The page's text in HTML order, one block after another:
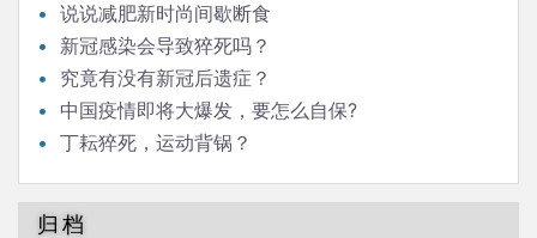
说说减肥新时尚间歇断食
新冠感染会导致猝死吗？
究竟有没有新冠后遗症？
中国疫情即将大爆发，要怎么自保?
丁耘猝死，运动背锅？
归档